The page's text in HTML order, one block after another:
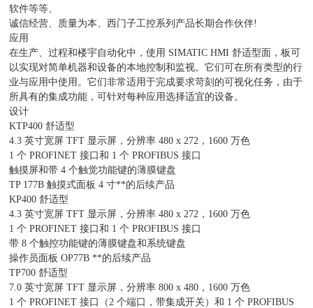
软件等等、
诚信经营、质量为本、西门子工控系列产品长期合作伙伴!
应用
在生产、过程和楼宇自动化中，使用 SIMATIC HMI 舒适型面，板可
以实现对简单机器和设备的本地控制和监视。它们可在所有类型的行
业与应用中使用。它们非常适用于完成要求苛刻的可视化任务，由于
所具有的集成功能，可针对每种应用选择适宜的设备。
设计
KTP400 舒适型
4.3 英寸宽屏 TFT 显示屏，分辨率 480 x 272，1600 万色
1 个 PROFINET 接口和 1 个 PROFIBUS 接口
触摸屏和带 4 个触觉功能键的薄膜键盘
TP 177B 触摸式面板 4 寸**的后续产品
KP400 舒适型
4.3 英寸宽屏 TFT 显示屏，分辨率 480 x 272，1600 万色
1 个 PROFINET 接口和 1 个 PROFIBUS 接口
带 8 个触控功能键的薄膜键盘和系统键盘
操作员面板 OP77B **的后续产品
TP700 舒适型
7.0 英寸宽屏 TFT 显示屏，分辨率 800 x 480，1600 万色
1 个 PROFINET 接口（2 个端口，带集成开关）和 1 个 PROFIBUS